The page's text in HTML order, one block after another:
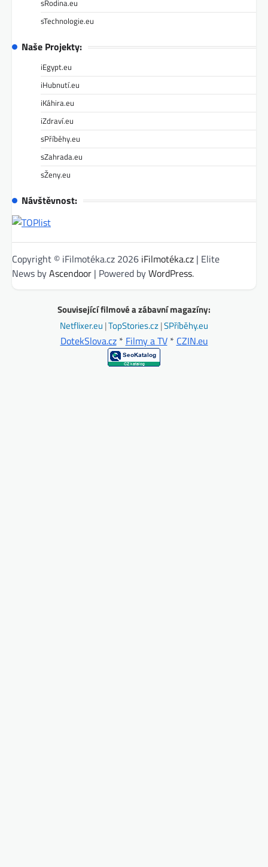
sRodina.eu
sTechnologie.eu
Naše Projekty:
iEgypt.eu
iHubnutí.eu
iKáhira.eu
iZdraví.eu
sPříběhy.eu
sZahrada.eu
sŽeny.eu
Návštěvnost:
Copyright © iFilmotéka.cz 2026 iFilmotéka.cz | Elite
News byAscendoor | Powered byWordPress.
Související filmové a zábavní magazíny:
Netflixer.eu |TopStories.cz|SPříběhy.eu
DotekSlova.cz* Filmy a TV* CZIN.eu